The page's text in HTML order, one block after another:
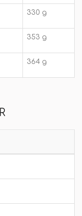
330 g
353 g
364 g